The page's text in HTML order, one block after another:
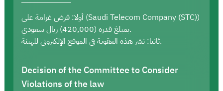
أولا: فرض غرامة على (Saudi Telecom Company (STC))
بمبلغ قدره (420,000) ريال سعودي.
ثانيا: نشر هذه العقوبة في الموقع الإلكتروني للهيئة.
Decision of the Committee to Consider
Violations of the law